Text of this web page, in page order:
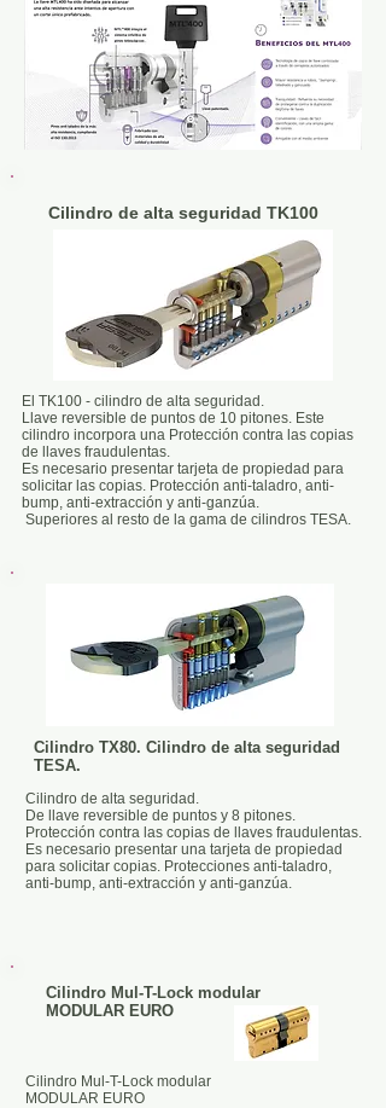
Cilindro de alta seguridad TK100
El TK100 - cilindro de alta seguridad.
Llave reversible de puntos de 10 pitones. Este
cilindro incorpora una Protección contra las copias
de llaves fraudulentas.
Es necesario presentar tarjeta de propiedad para
solicitar las copias. Protección anti-taladro, anti-
bump, anti-extracción y anti-ganzúa.
Superiores al resto de la gama de cilindros TESA.
Cilindro TX80. Cilindro de alta seguridad
TESA.
Cilindro de alta seguridad.
De llave reversible de puntos y 8 pitones.
Protección contra las copias de llaves fraudulentas.
Es necesario presentar una tarjeta de propiedad
para solicitar copias. Protecciones anti-taladro,
anti-bump, anti-extracción y anti-ganzúa.
Cilindro Mul-T-Lock modular
MODULAR EURO
Cilindro Mul-T-Lock modular
MODULAR EURO